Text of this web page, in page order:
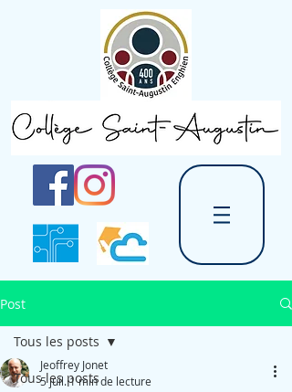
Post
Tous les posts
Tous les posts
Jeoffrey Jonet
5 juil.1 min de lecture